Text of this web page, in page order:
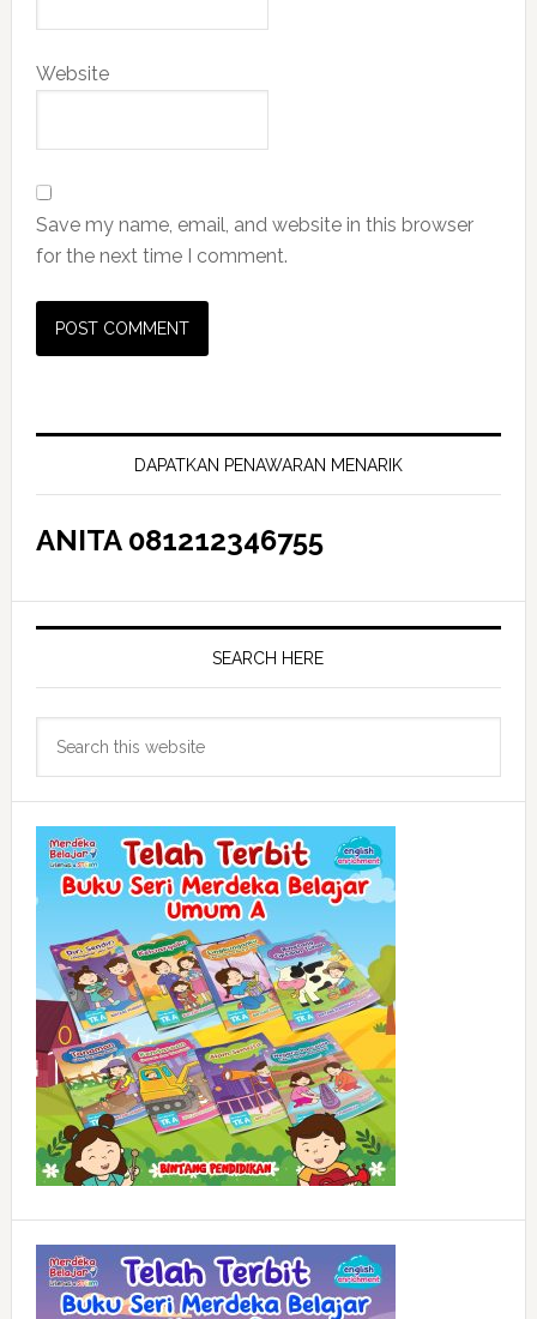
Website
Save my name, email, and website in this browser
for the next time I comment.
Primary
SidebarDAPATKAN PENAWARAN MENARIK
ANITA 081212346755
SEARCH HERE